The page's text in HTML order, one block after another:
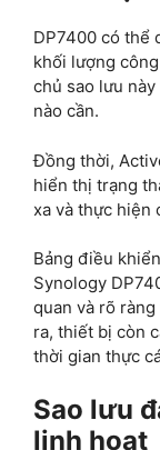
DP7400 có thể
khối lượng
chủ sao lưu
nào cần.
Đồng thời,
hiển thị trạng
xa và thực hiện
Bảng điều
Synology
quan và rõ
ra, thiết bị còn
thời gian thực
Sao lưu
linh hoạt